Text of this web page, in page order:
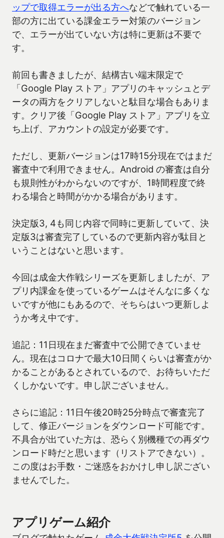
ップで取得エラーが出る方へなどで触れている一
部の方に出ている課金エラー対策のバージョン
で、エラーが出ていない方は特に更新は不要で
す。
前回も書きましたが、結構古い端末限定で
「Google Play ストア」アプリのキャッシュとデ
ータの両方をクリアしないと駄目な場合もありま
す。クリア後「Google Play ストア」アプリを立
ち上げ、アカウントの設定が必要です。
ただし、更新バージョンは17時15分現在ではまだ
審査中で利用できません。Android の審査は自分
も規則性がわからないのですが、1時間程度で終
わる場合と時間がかかる場合があります。
決定版3, 4も同じ内容で同時に更新していて、決
定版3は審査完了しているので更新内容が駄目と
いうことはないと思います。
今回は成金大作戦シリーズを更新しましたが、ア
プリ内課金を使っているゲームはそんなに多くな
いですが他にもあるので、そちらはいつ更新しよ
うか考え中です。
追記：11日現在まだ審査中で公開できていませ
ん。現在はコロナで最大10日間くらいは審査がか
かることがあるとされているので、お待ちいただ
くしかないです。申し訳ございません。
さらに追記：11日午後20時25分時点で審査完了
して、修正バージョンをダウンロード可能です。
不具合が出ていた方は、恐らく別機種での再ダウ
ンロード時だと思います（リストアできない）。
この度はお手数・ご迷惑をおかけし申し訳ござい
ませんでした。
アプリゲーム紹介